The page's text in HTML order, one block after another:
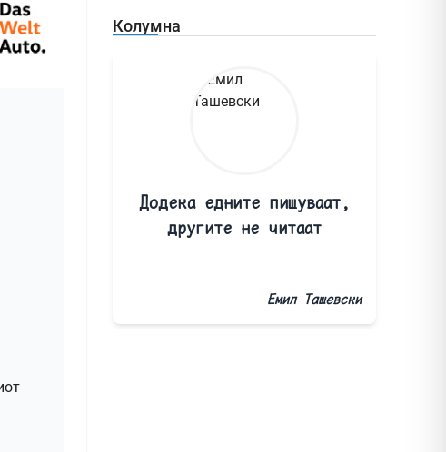
Колумна
Додека едните пишуваат,
другите не читаат
Емил Ташевски